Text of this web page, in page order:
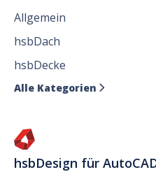
Allgemein
hsbDach
hsbDecke
Alle Kategorien 
hsbDesign für